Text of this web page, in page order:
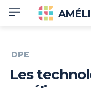
DPE
Les